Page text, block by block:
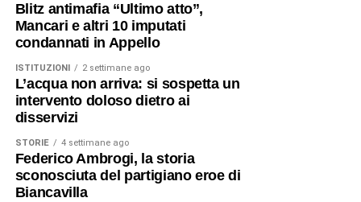
Blitz antimafia “Ultimo atto”,
Mancari e altri 10 imputati
condannati in Appello
ISTITUZIONI 2 settimane ago
L’acqua non arriva: si sospetta un
intervento doloso dietro ai
disservizi
STORIE 4 settimane ago
Federico Ambrogi, la storia
sconosciuta del partigiano eroe di
Biancavilla